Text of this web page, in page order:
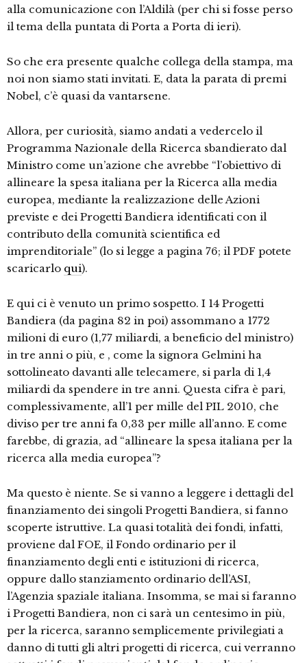
alla comunicazione con l’Aldilà (per chi si fosse perso
il tema della puntata di Porta a Porta di ieri).
So che era presente qualche collega della stampa, ma
noi non siamo stati invitati. E, data la parata di premi
Nobel, c’è quasi da vantarsene.
Allora, per curiosità, siamo andati a vedercelo il
Programma Nazionale della Ricerca sbandierato dal
Ministro come un’azione che avrebbe “l’obiettivo di
allineare la spesa italiana per la Ricerca alla media
europea, mediante la realizzazione delle Azioni
previste e dei Progetti Bandiera identificati con il
contributo della comunità scientifica ed
imprenditoriale” (lo si legge a pagina 76; il PDF potete
scaricarlo qui).
E qui ci è venuto un primo sospetto. I 14 Progetti
Bandiera (da pagina 82 in poi) assommano a 1772
milioni di euro (1,77 miliardi, a beneficio del ministro)
in tre anni o più, e , come la signora Gelmini ha
sottolineato davanti alle telecamere, si parla di 1,4
miliardi da spendere in tre anni. Questa cifra è pari,
complessivamente, all’1 per mille del PIL 2010, che
diviso per tre anni fa 0,33 per mille all’anno. E come
farebbe, di grazia, ad “allineare la spesa italiana per la
ricerca alla media europea”?
Ma questo è niente. Se si vanno a leggere i dettagli del
finanziamento dei singoli Progetti Bandiera, si fanno
scoperte istruttive. La quasi totalità dei fondi, infatti,
proviene dal FOE, il Fondo ordinario per il
finanziamento degli enti e istituzioni di ricerca,
oppure dallo stanziamento ordinario dell’ASI,
l’Agenzia spaziale italiana. Insomma, se mai si faranno
i Progetti Bandiera, non ci sarà un centesimo in più,
per la ricerca, saranno semplicemente privilegiati a
danno di tutti gli altri progetti di ricerca, cui verranno